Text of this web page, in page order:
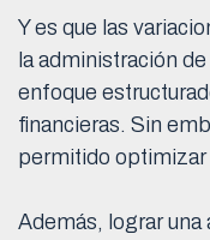
Y es que las
la administración
enfoque
financieras. Sin
permitido
Además, lograr